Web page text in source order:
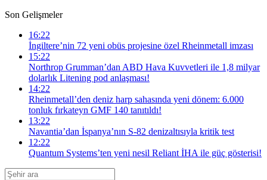
Son Gelişmeler
16:22
İngiltere’nin 72 yeni obüs projesine özel Rheinmetall imzası
15:22
Northrop Grumman’dan ABD Hava Kuvvetleri ile 1,8 milyar
dolarlık Litening pod anlaşması!
14:22
Rheinmetall’den deniz harp sahasında yeni dönem: 6.000
tonluk fırkateyn GMF 140 tanıtıldı!
13:22
Navantia’dan İspanya’nın S-82 denizaltısıyla kritik test
12:22
Quantum Systems’ten yeni nesil Reliant İHA ile güç gösterisi!